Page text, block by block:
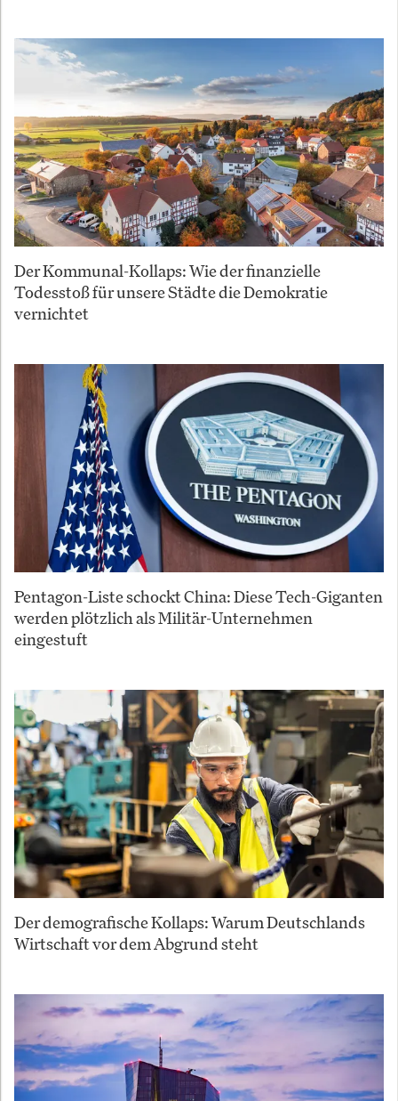
Der Kommunal-Kollaps: Wie der finanzielle
Todesstoß für unsere Städte die Demokratie
vernichtet
Pentagon-Liste schockt China: Diese Tech-Giganten
werden plötzlich als Militär-Unternehmen
eingestuft
Der demografische Kollaps: Warum Deutschlands
Wirtschaft vor dem Abgrund steht